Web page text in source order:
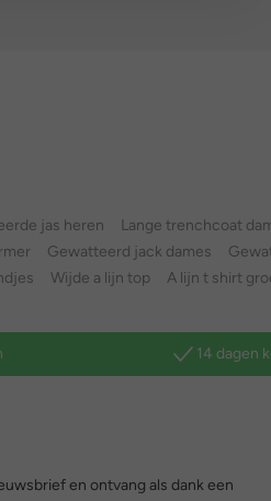
jas heren Lange trenchcoat
Gewatteerd jack dames
Wijde a lijn top A lijn t shirt
14 dagen
en ontvang als dank een